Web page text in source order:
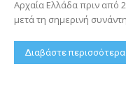
Αρχαία Ελλάδα πριν από
μετά τη σημερινή
Διαβάστε περισσότερα